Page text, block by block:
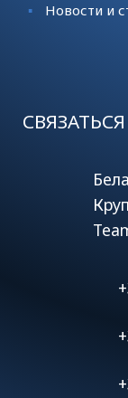
Новости и
СВЯЗАТЬСЯ